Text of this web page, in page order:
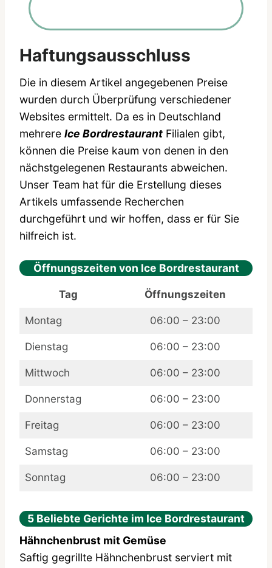
Haftungsausschluss
Die in diesem Artikel angegebenen Preise
wurden durch Überprüfung verschiedener
Websites ermittelt. Da es in Deutschland
mehrere Ice Bordrestaurant Filialen gibt,
können die Preise kaum von denen in den
nächstgelegenen Restaurants abweichen.
Unser Team hat für die Erstellung dieses
Artikels umfassende Recherchen
durchgeführt und wir hoffen, dass er für Sie
hilfreich ist.
Öffnungszeiten von Ice Bordrestaurant
Tag Öffnungszeiten
Montag 06:00 – 23:00
Dienstag 06:00 – 23:00
Mittwoch 06:00 – 23:00
Donnerstag 06:00 – 23:00
Freitag 06:00 – 23:00
Samstag 06:00 – 23:00
Sonntag 06:00 – 23:00
5 Beliebte Gerichte im Ice Bordrestaurant
Hähnchenbrust mit Gemüse
Saftig gegrillte Hähnchenbrust serviert mit